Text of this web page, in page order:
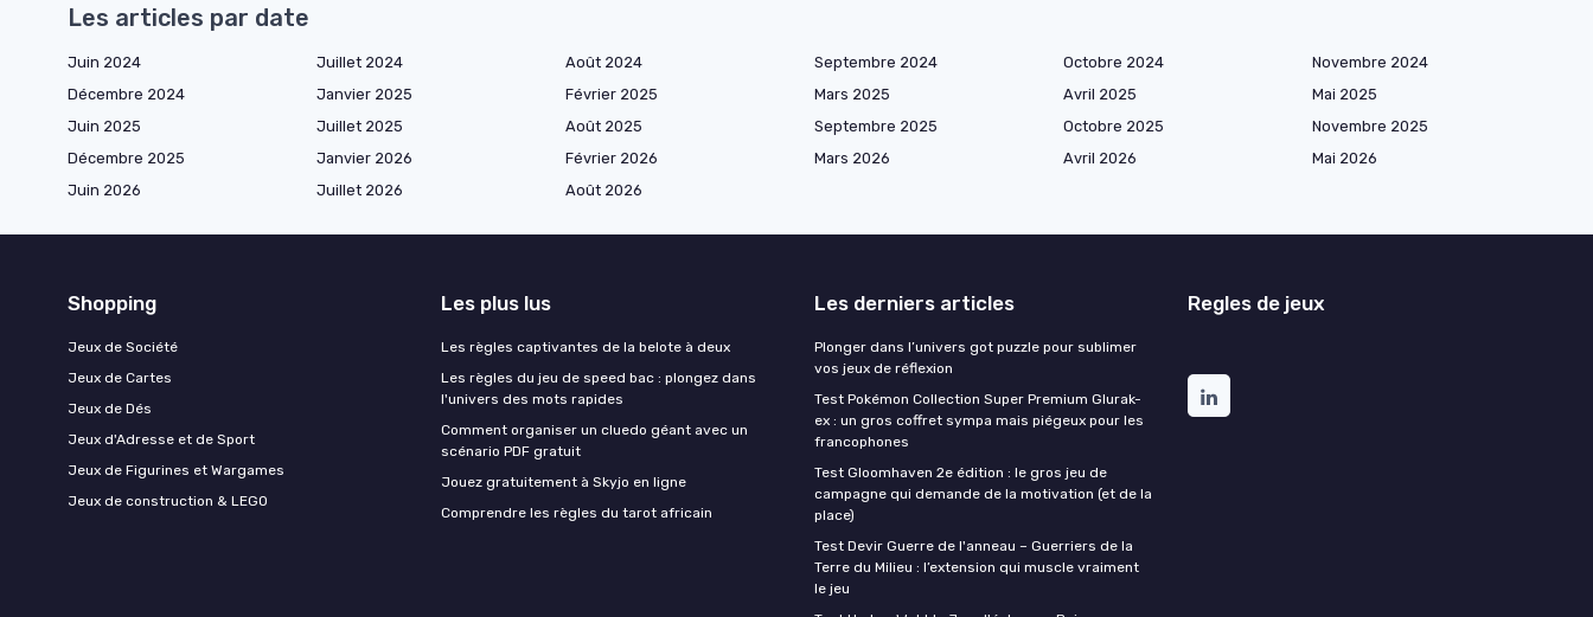
Les articles par date
Juin 2024 Juillet 2024 Août 2024 Septembre 2024 Octobre 2024
Novembre 2024
Décembre 2024
Janvier 2025 Février 2025 Mars 2025 Avril 2025
Mai 2025
Juin 2025
Juillet 2025 Août 2025 Septembre 2025 Octobre 2025
Novembre 2025
Décembre 2025
Janvier 2026 Février 2026 Mars 2026 Avril 2026
Mai 2026
Juin 2026
Juillet 2026 Août 2026
Shopping
Jeux de Société
Jeux de Cartes
Jeux de Dés
Jeux d'Adresse et de Sport
Jeux de Figurines et Wargames
Jeux de construction & LEGO
Les plus lus
Les règles captivantes de la belote à deux
Les règles du jeu de speed bac : plongez dans
l'univers des mots rapides
Comment organiser un cluedo géant avec un
scénario PDF gratuit
Jouez gratuitement à Skyjo en ligne
Comprendre les règles du tarot africain
Les derniers articles
Plonger dans l’univers got puzzle pour sublimer
vos jeux de réflexion
Test Pokémon Collection Super Premium Glurak-
ex : un gros coffret sympa mais piégeux pour les
francophones
Test Gloomhaven 2e édition : le gros jeu de
campagne qui demande de la motivation (et de la
place)
Test Devir Guerre de l'anneau – Guerriers de la
Terre du Milieu : l’extension qui muscle vraiment
le jeu
Regles de jeux